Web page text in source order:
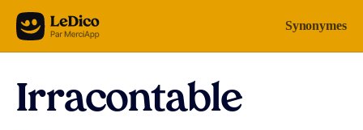
Aller au contenu Synonymes
Irracontable